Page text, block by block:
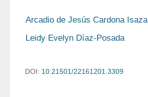
Arcadio de Jesús Cardona Isaza
Leidy Evelyn Díaz-Posada
DOI: 10.21501/22161201.3309